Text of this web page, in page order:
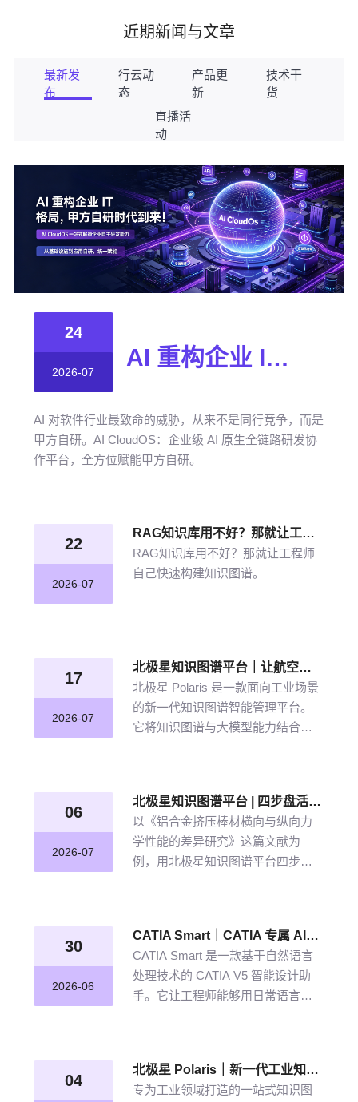
近期新闻与文章
最新发
布
行云动
态
产品更
新
技术干
货
直播活
动
24
2026-07
AI 重构企业 IT 格局，甲方自研时代到来！
AI 对软件行业最致命的威胁，从来不是同行竞争，而是
甲方自研。AI CloudOS：企业级 AI 原生全链路研发协
作平台，全方位赋能甲方自研。
22
2026-07
RAG知识库用不好？那就让工程师自己快速构建知识图谱
RAG知识库用不好？那就让工程师
自己快速构建知识图谱。
17
2026-07
北极星知识图谱平台｜让航空发动机叶片知识“连”起来
北极星 Polaris 是一款面向工业场景
的新一代知识图谱智能管理平台。
它将知识图谱与大模型能力结合，
06
2026-07
北极星知识图谱平台 | 四步盘活航空材料全量文献
以《铝合金挤压棒材横向与纵向力
学性能的差异研究》这篇文献为
例，用北极星知识图谱平台四步盘
注、清洗的低效方式。
30
2026-06
CATIA Smart｜CATIA 专属 AI 智能体，说说话，AI 帮你建模
CATIA Smart 是一款基于自然语言
处理技术的 CATIA V5 智能设计助
手。它让工程师能够用日常语言描
04
北极星 Polaris｜新一代工业知识图谱智能管理平台，点亮工业知识智能之路
专为工业领域打造的一站式知识图